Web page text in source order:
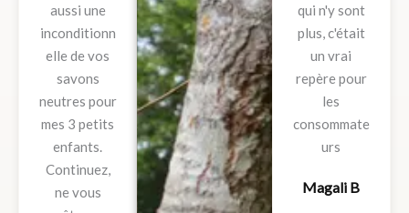
aussi une
inconditionn
elle de vos
savons
neutres pour
mes 3 petits
enfants.
Continuez,
ne vous
qui n'y sont
plus, c'était
un vrai
repère pour
les
consommate
urs
Magali B